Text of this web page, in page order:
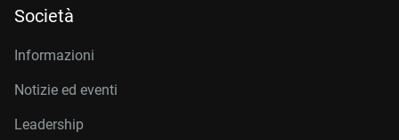
Società
Informazioni
Notizie ed eventi
Leadership